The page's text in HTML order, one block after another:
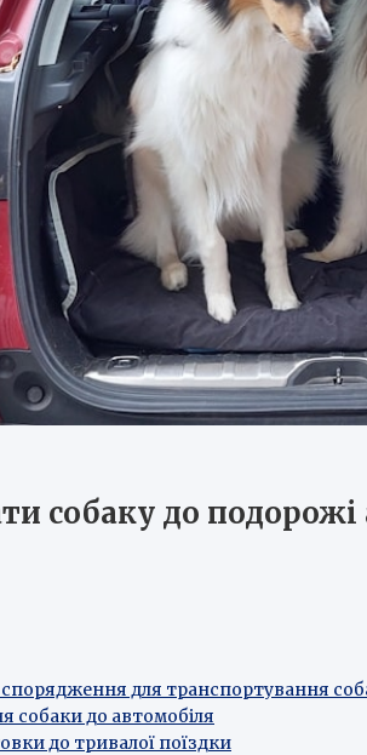
собаку до
для транспортування
собаки до автомобіля
до тривалої поїздки